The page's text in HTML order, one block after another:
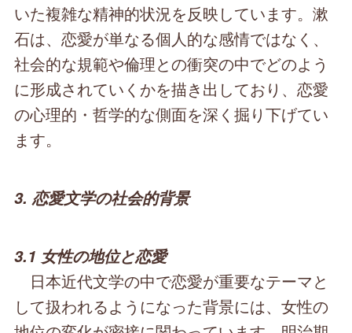
いた複雑な精神的状況を反映しています。漱
石は、恋愛が単なる個人的な感情ではなく、
社会的な規範や倫理との衝突の中でどのよう
に形成されていくかを描き出しており、恋愛
の心理的・哲学的な側面を深く掘り下げてい
ます。
3. 恋愛文学の社会的背景
3.1 女性の地位と恋愛
日本近代文学の中で恋愛が重要なテーマと
して扱われるようになった背景には、女性の